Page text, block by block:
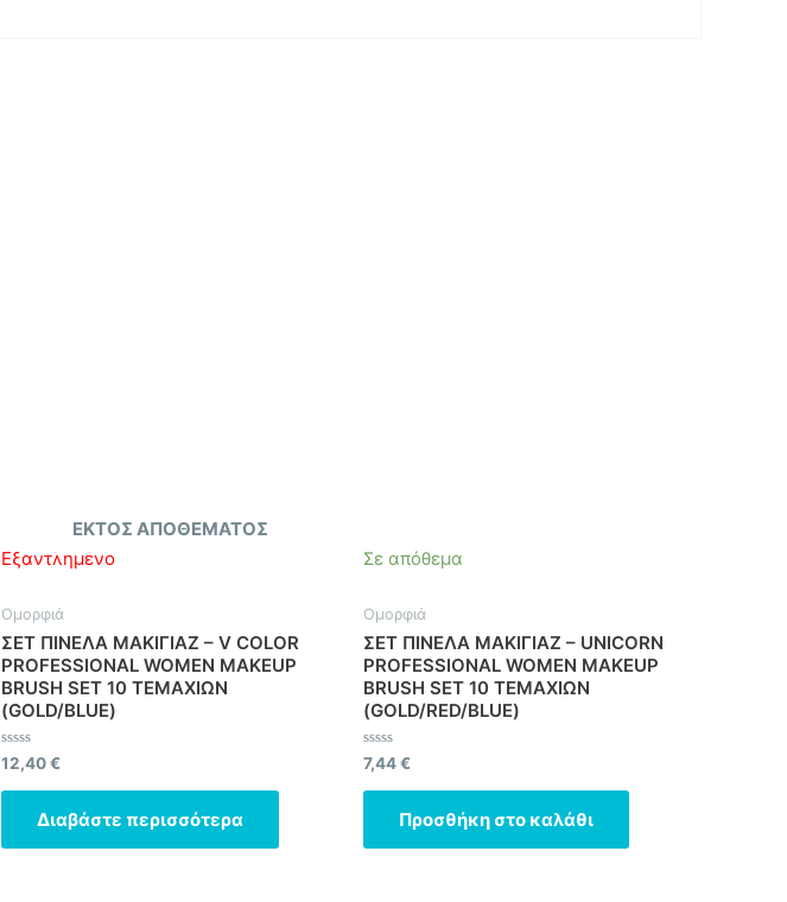
ΕΚΤΌΣ ΑΠΟΘΈΜΑΤΟΣ
Εξαντλημένο
Ομορφιά
ΣΕΤ ΠΙΝΕΛΑ ΜΑΚΙΓΙΑΖ – V COLOR
PROFESSIONAL WOMEN MAKEUP
BRUSH SET 10 ΤΕΜΑΧΙΩΝ
(GOLD/BLUE)
Βαθμολογήθηκε
με
0
12,40€
Διαβάστε περισσότερα
Σε απόθεμα
Ομορφιά
ΣΕΤ ΠΙΝΕΛΑ ΜΑΚΙΓΙΑΖ – UNICORN
PROFESSIONAL WOMEN MAKEUP
BRUSH SET 10 ΤΕΜΑΧΙΩΝ
(GOLD/RED/BLUE)
Βαθμολογήθηκε
με
0
7,44€
Προσθήκη στο καλάθι